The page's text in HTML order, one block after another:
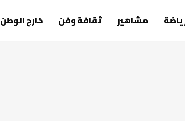
مشاهير ثقافة وفن خارج الوطن